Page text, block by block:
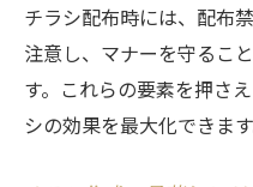
チラシデザイン
ポスティングで
配布禁止エリア
チラシ配布時には、配布
注意し、マナーを守るこ
す。これらの要素を押さ
シの効果を最大化できます